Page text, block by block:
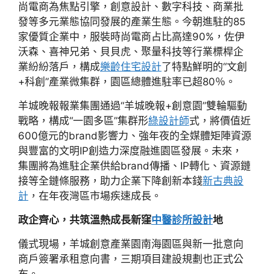
尚電商為焦點引擎，創意設計、數字科技、商業批
發等多元業態協同發展的產業生態。今朝進駐的85
家優質企業中，服裝時尚電商占比高達90%，佐伊
沃森、喜神兄弟、貝貝虎、聚量科技等行業標桿企
業紛紛落戶，構成樂齡住宅設計了特點鮮明的“文創
+科創”產業微集群，園區總體進駐率已超80％。
羊城晚報報業集團通過“羊城晚報+創意園”雙輪驅動
戰略，構成“一園多區”集群形綠設計師式，將價值近
600億元的brand影響力、強年夜的全媒體矩陣資源
與豐富的文明IP創造力深度融進園區發展。未來，
集團將為進駐企業供給brand傳播、IP轉化、資源鏈
接等全鏈條服務，助力企業下降創新本錢新古典設
計 ，在年夜灣區市場疾速成長。
政企齊心，共筑溫熱成長新窪中醫診所設計地
儀式現場，羊城創意產業園南海園區與新一批意向
商戶簽署承租意向書，三期項目建設規劃也正式公